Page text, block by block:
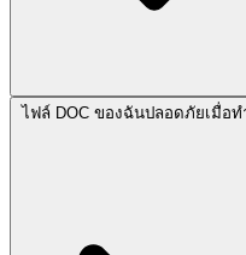
ไฟล์ DOC ของฉันปลอดภัยเมื่อท